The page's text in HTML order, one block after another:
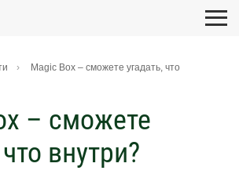
Magic Box – сможете угадать, что
– сможете
внутри?